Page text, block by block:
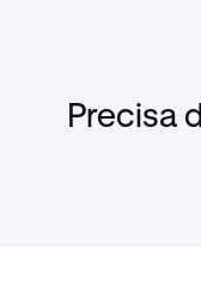
Precisa